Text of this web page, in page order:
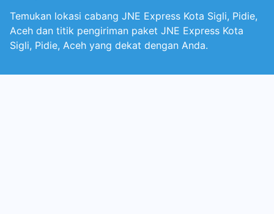
Temukan lokasi cabang JNE Express Kota Sigli, Pidie,
Aceh dan titik pengiriman paket JNE Express Kota
Sigli, Pidie, Aceh yang dekat dengan Anda.